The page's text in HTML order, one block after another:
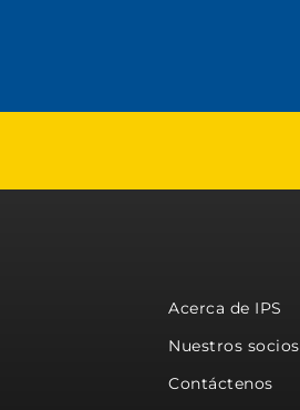
Acerca de IPS
Nuestros socios
Contáctenos